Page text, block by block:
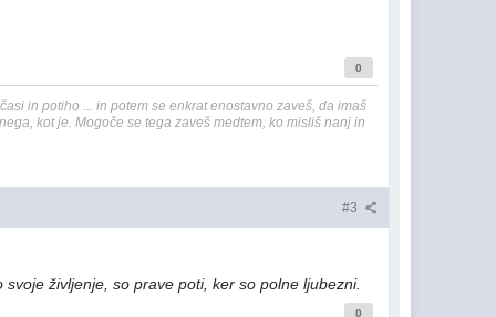
0
in potiho ... in potem se enkrat enostavno zaveš, da imaš
kot je. Mogoče se tega zaveš medtem, ko misliš nanj in
#3
življenje, so prave poti, ker so polne ljubezni.
0